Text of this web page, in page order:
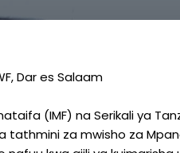
Yakubali
Kutoa
Ya
Dola
Milioni
Dar es Salaam
(IMF) na Serikali ya
tathmini za mwisho za